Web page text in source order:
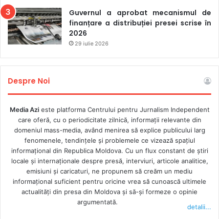
Drept replică, președintele Consiliului,Arcadie Gherasim,
spune că Popovici are dreptul la opinie. „La noi acolo se
vorbește mult. Eu nu pot să-l împiedic să scrie, să publice,
eu doar l-am atenționat că el încalcă litereleG și H din
Media Azi, cu referire la regulile de conduită ale membrilor
Consiliului.
Gherasim a punctat, între altele, că „nu a înțeles”
constatarea emisă de colegii de breaslă la Forumul Mass-
Media din decembrie anul trecut: „Credem că sunt niște
obiecții inventate de cineva. Am ajuns la concluzia asta
pentru că nimeni nu ne-a consultat, nimeni nu ne-a
întrebat, nimeni nu ne-a obiectat. Cineva a decis acolo să
spună că noi dormim și așa mai departe. Dar Partidul
Socialiștilor și Adela Răileanu, când am fost la comisia
Guvernul a aprobat mecanismul de
finanțare a distribuției presei scrise în
2026
29 iulie 2026
Despre Noi
Media Azieste platforma Centrului pentru Jurnalism Independent
care oferă, cu o periodicitate zilnică, informații relevante din
domeniul mass-media, având menirea să explice publicului larg
fenomenele, tendințele și problemele ce vizează spațiul
informațional din Republica Moldova. Cu un flux constant de ştiri
locale şi internaţionale despre presă, interviuri, articole analitice,
emisiuni și caricaturi, ne propunem să creăm un mediu
informaţional suficient pentru oricine vrea să cunoască ultimele
actualităţi din presa din Moldova şi să-şi formeze o opinie
argumentată.
detalii...